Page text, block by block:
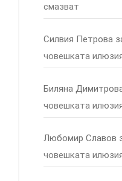
смазват
Силвия Петрова
човешката
Биляна
човешката
Любомир Славов
човешката